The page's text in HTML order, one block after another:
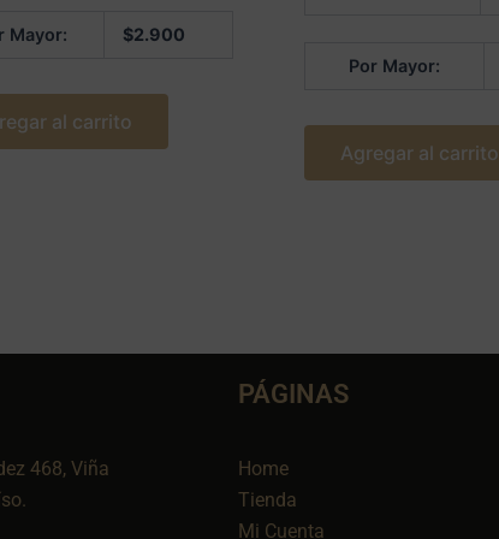
Mayor: $2.900
al carrito
Por Mayor:
Agregar al carrito
468, Viña
PÁGINAS
Home
Tienda
Mi Cuenta